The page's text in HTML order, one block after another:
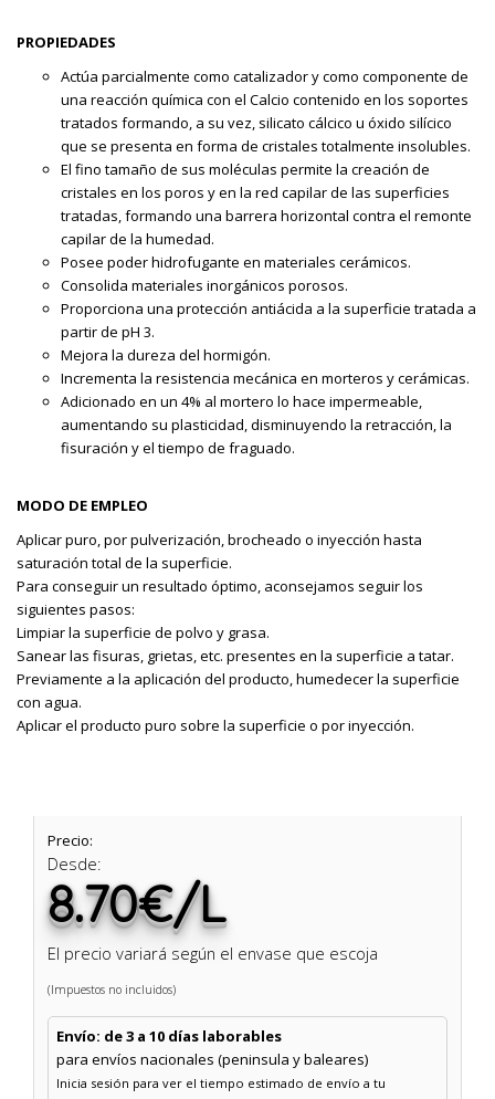
PROPIEDADES
Actúa parcialmente como catalizador y como componente de
una reacción química con el Calcio contenido en los soportes
tratados formando, a su vez, silicato cálcico u óxido silícico
que se presenta en forma de cristales totalmente insolubles.
El fino tamaño de sus moléculas permite la creación de
cristales en los poros y en la red capilar de las superficies
tratadas, formando una barrera horizontal contra el remonte
capilar de la humedad.
Posee poder hidrofugante en materiales cerámicos.
Consolida materiales inorgánicos porosos.
Proporciona una protección antiácida a la superficie tratada a
partir de pH 3.
Mejora la dureza del hormigón.
Incrementa la resistencia mecánica en morteros y cerámicas.
Adicionado en un 4% al mortero lo hace impermeable,
aumentando su plasticidad, disminuyendo la retracción, la
fisuración y el tiempo de fraguado.
MODO DE EMPLEO
Aplicar puro, por pulverización, brocheado o inyección hasta
saturación total de la superficie.
Para conseguir un resultado óptimo, aconsejamos seguir los
siguientes pasos:
Limpiar la superficie de polvo y grasa.
Sanear las fisuras, grietas, etc. presentes en la superficie a tatar.
Previamente a la aplicación del producto, humedecer la superficie
con agua.
Aplicar el producto puro sobre la superficie o por inyección.
Precio:
Desde:
8.70€/L
El precio variará según el envase que escoja
(Impuestos no incluidos)
Envío: de 3 a 10 días laborables
para envíos nacionales (peninsula y baleares)
Inicia sesión para ver el tiempo estimado de envío a tu